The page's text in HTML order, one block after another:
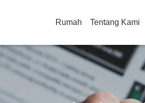
Rumah Tentang Kami